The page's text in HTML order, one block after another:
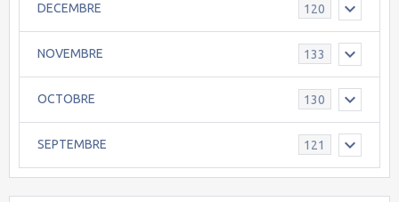
DECEMBRE 120
NOVEMBRE 133
OCTOBRE 130
SEPTEMBRE 121